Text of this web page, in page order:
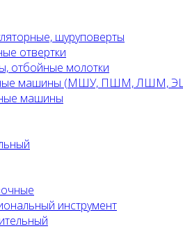
шуруповерты
отвертки
отбойные молотки
машины (МШУ, ПШМ, ЛШМ,
машины
инструмент